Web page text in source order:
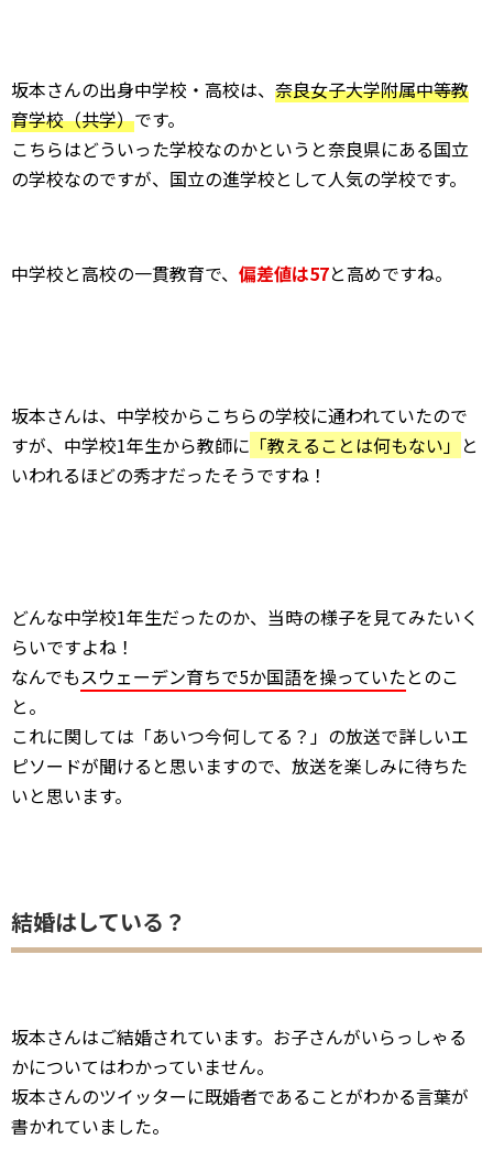
坂本さんの出身中学校・高校は、 奈良女子大学附属中等教
育学校（共学）です。
こちらはどういった学校なのかというと奈良県にある国立
の学校なのですが、国立の進学校として人気の学校です。
中学校と高校の一貫教育で、 偏差値は57と高めですね。
坂本さんは、中学校からこちらの学校に通われていたので
すが、中学校1年生から教師に 「教えることは何もない」 と
いわれるほどの秀才だったそうですね！
どんな中学校1年生だったのか、当時の様子を見てみたいく
らいですよね！
なんでもスウェーデン育ちで5か国語を操っていたとのこ
と。
これに関しては「あいつ今何してる？」の放送で詳しいエ
ピソードが聞けると思いますので、放送を楽しみに待ちた
いと思います。
結婚はしている？
坂本さんはご結婚されています。お子さんがいらっしゃる
かについてはわかっていません。
坂本さんのツイッターに既婚者であることがわかる言葉が
書かれていました。